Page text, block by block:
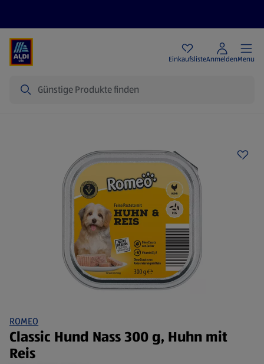
EinkaufslisteAnmeldenMenu
ROMEO
Classic Hund Nass 300 g, Huhn mit
Reis